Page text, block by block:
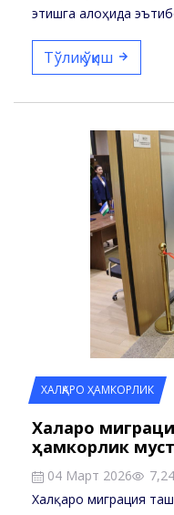
этишга алоҳида
Тўлиқ ўқиш
ХАЛҚАРО ҲАМКОРЛИК
Халқаро
ҳамкорлик
04 Март 2026
Халқаро миграция